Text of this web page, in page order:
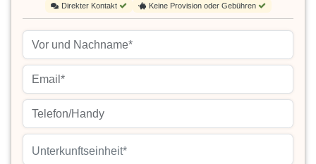
Direkter Kontakt Keine Provision oder Gebühren
Unterkunftseinheit*